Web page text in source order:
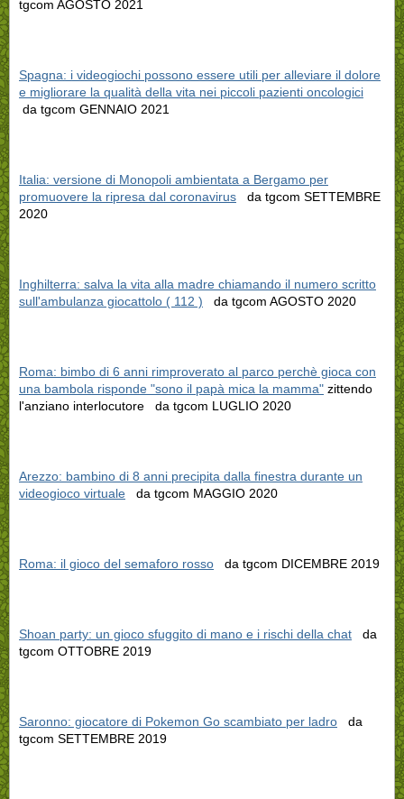
tgcom AGOSTO 2021
Spagna: i videogiochi possono essere utili per alleviare il dolore
e migliorare la qualità della vita nei piccoli pazienti oncologici
da tgcom GENNAIO 2021
Italia: versione di Monopoli ambientata a Bergamo per
promuovere la ripresa dal coronavirus da tgcom SETTEMBRE
2020
Inghilterra: salva la vita alla madre chiamando il numero scritto
sull'ambulanza giocattolo ( 112 ) da tgcom AGOSTO 2020
Roma: bimbo di 6 anni rimproverato al parco perchè gioca con
una bambola risponde "sono il papà mica la mamma" zittendo
l'anziano interlocutore da tgcom LUGLIO 2020
Arezzo: bambino di 8 anni precipita dalla finestra durante un
videogioco virtuale da tgcom MAGGIO 2020
Roma: il gioco del semaforo rosso da tgcom DICEMBRE 2019
Shoan party: un gioco sfuggito di mano e i rischi della chat da
tgcom OTTOBRE 2019
Saronno: giocatore di Pokemon Go scambiato per ladro da
tgcom SETTEMBRE 2019